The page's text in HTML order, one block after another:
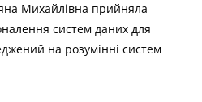
Михайлівна прийняла
систем даних для
на розумінні систем